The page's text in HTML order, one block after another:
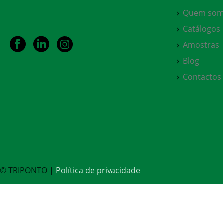
Quem
Catálogos
Amostras
Blog
Contactos
© TRIPONTO | Política de privacidade